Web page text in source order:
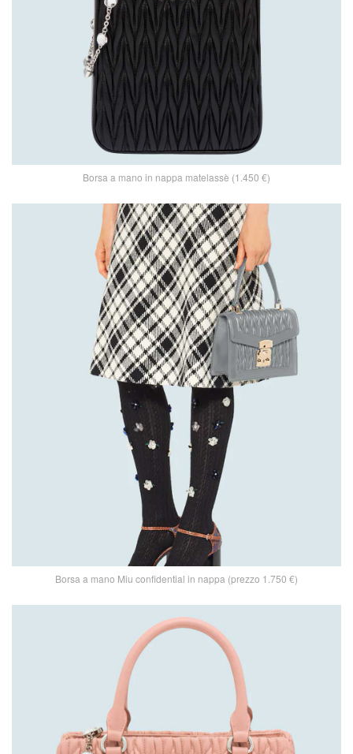
Borsa a mano in nappa matelassè (1.450 €)
Borsa a mano Miu confidential in nappa (prezzo 1.750 €)